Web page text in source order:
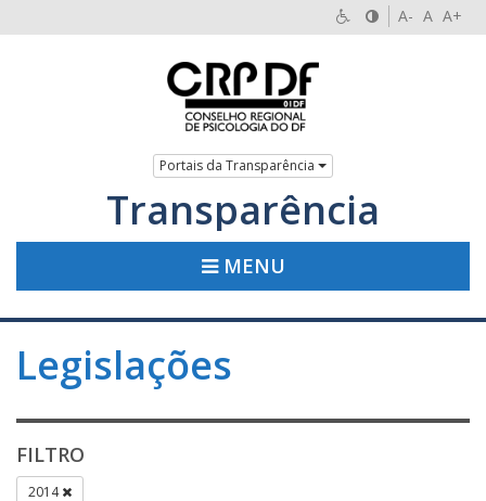
A- A A+
Portais da Transparência
Transparência
MENU
Legislações
FILTRO
2014